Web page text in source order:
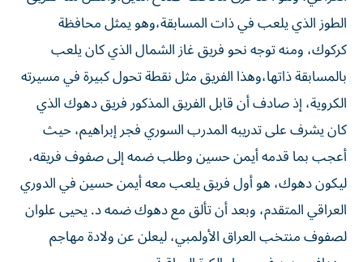
الطوز الذي يلعب في ذات المسابقة،وهو يمثل محافظة
كركوك، ومنه توجه نحو فريق غاز الشمال الذي كان يلعب
بالمسابقة ذاتها،وهذا الفريق مثل نقطة تحول كبيرة في مسيرته
الكروية، إذ صادف أن قابل الفريق المذكور فريق دهوك الذي
كان يشرف على تدريبه المدرب السوري فجر إبراهيم، حيث
أعجب بما قدمه أيمن حسين وطلب ضمه إلى صفوف فريقه،
ليكون دهوك، هو أول فريق يلعب معه أيمن حسين في الدوري
العراقي المتقدم، وبعد أن تألق مع دهوك ضمه د. يحيى علوان
لصفوف منتخب العراق الأولمبي، ليعلن عن ولادة مهاجم